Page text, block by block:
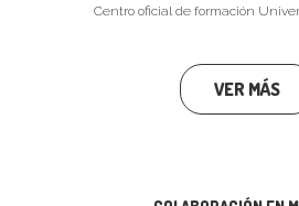
Centro oficial de formación
VER MÁS